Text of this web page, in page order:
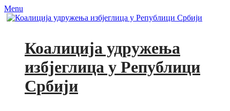
Menu
Коалиција удружења
избјеглица у Републици
Србији